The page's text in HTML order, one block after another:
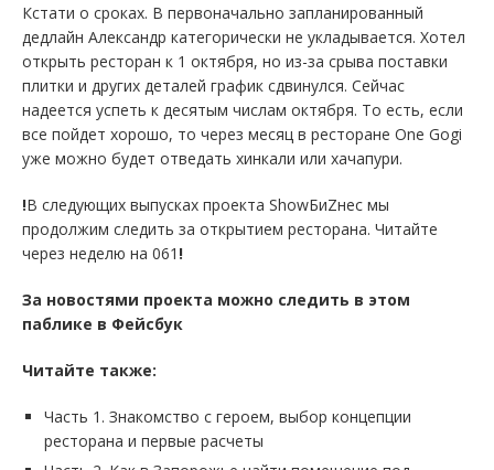
Кстати о сроках. В первоначально запланированный
дедлайн Александр категорически не укладывается. Хотел
открыть ресторан к 1 октября, но из-за срыва поставки
плитки и других деталей график сдвинулся. Сейчас
надеется успеть к десятым числам октября. То есть, если
все пойдет хорошо, то через месяц в ресторане One Gogi
уже можно будет отведать хинкали или хачапури.
!В следующих выпусках проекта ShowБиZнес мы
продолжим следить за открытием ресторана. Читайте
через неделю на 061 !
За новостями проекта можно следить в этом
паблике в Фейсбук
Читайте также:
Часть 1. Знакомство с героем, выбор концепции
ресторана и первые расчеты